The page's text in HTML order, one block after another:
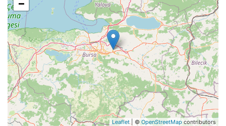
−
Leaflet| ©OpenStreetMap contributors